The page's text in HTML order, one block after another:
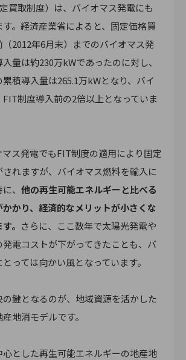
買取制度）は、バイオマス発電にも
。経済産業省によると、固定価格買
2012年6月末）までのバイオマス発
量は約230万kWであったのに対し、
積導入量は265.1万kWとなり、バイ
制度導入前の2倍以上となっていま
ス発電でもFIT制度の適用により固定
れますが、バイオマス燃料を輸入に
、 他の再生可能エネルギーと比べる
かかり、経済的なメリットが小さくな
。 さらに、ここ数年で太陽光発電や
電コストが下がってきたことも、バ
っては向かい風となっています。
の鍵となるのが、地域資源を活かした
地消モデルです。
とした再生可能エネルギーの地産地